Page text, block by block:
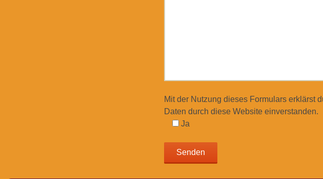
Mit der Nutzung dieses Formulars erklärst
Daten durch diese Website einverstanden.
Ja